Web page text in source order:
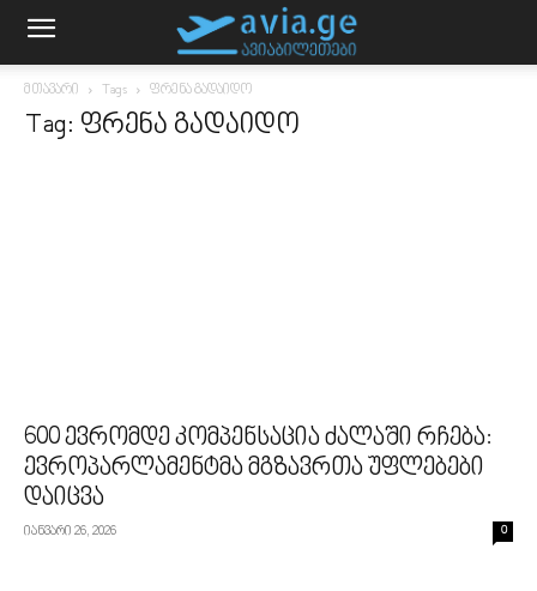
მთავარი Tags ფრენა გადაიდო
Tag: ფრენა გადაიდო
600 ევრომდე კომპენსაცია ძალაში რჩება:
ევროპარლამენტმა მგზავრთა უფლებები
დაიცვა
იანვარი 26, 2026 0